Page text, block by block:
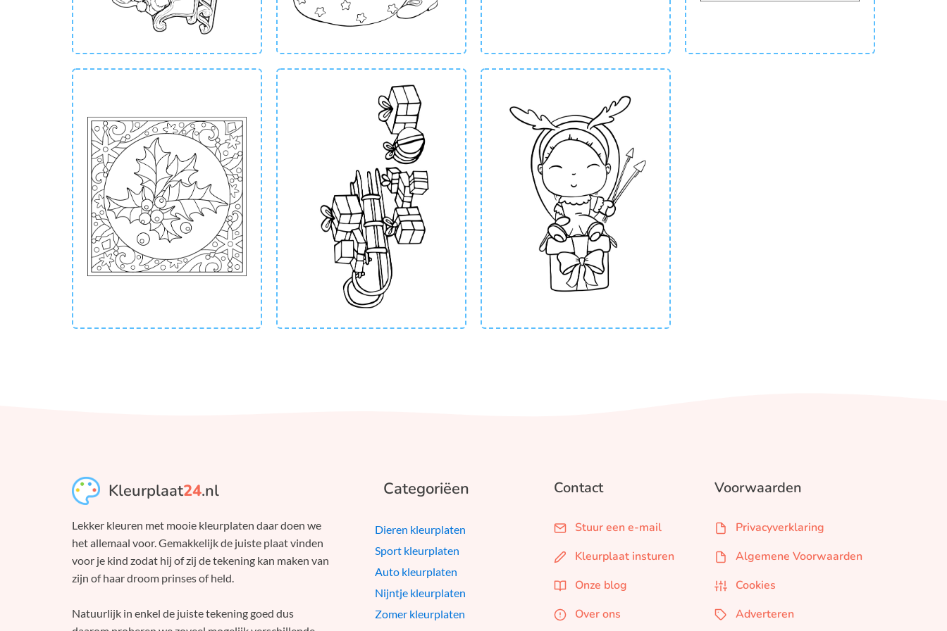
Kleurplaat24.nl
Lekker kleuren met mooie kleurplaten daar doen we
het allemaal voor. Gemakkelijk de juiste plaat vinden
voor je kind zodat hij of zij de tekening kan maken van
zijn of haar droom prinses of held.
Natuurlijk in enkel de juiste tekening goed dus
Categoriëen
Dieren kleurplaten
Sport kleurplaten
Auto kleurplaten
Nijntje kleurplaten
Zomer kleurplaten
Contact
Stuur een e-mail
Kleurplaat insturen
Onze blog
Over ons
Voorwaarden
Privacyverklaring
Algemene Voorwaarden
Cookies
Adverteren